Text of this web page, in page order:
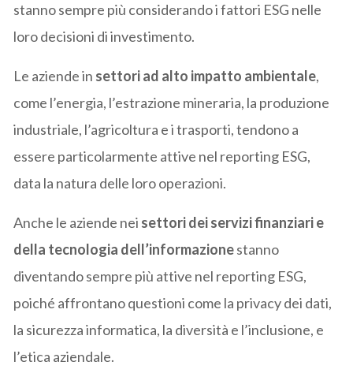
stanno sempre più considerando i fattori ESG nelle
loro decisioni di investimento.
Le aziende in settori ad alto impatto ambientale,
come l’energia, l’estrazione mineraria, la produzione
industriale, l’agricoltura e i trasporti, tendono a
essere particolarmente attive nel reporting ESG,
data la natura delle loro operazioni.
Anche le aziende nei settori dei servizi finanziari e
della tecnologia dell’informazionestanno
diventando sempre più attive nel reporting ESG,
poiché affrontano questioni come la privacy dei dati,
la sicurezza informatica, la diversità e l’inclusione, e
l’etica aziendale.